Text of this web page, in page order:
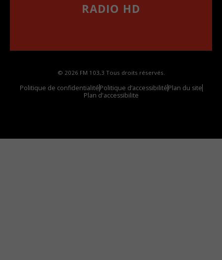
RADIO HD
© 2026 FM 103,3 Tous droits réservés.
Politique de confidentialitéPolitique d’accessibilitéPlan du site
Plan d'accessibilite